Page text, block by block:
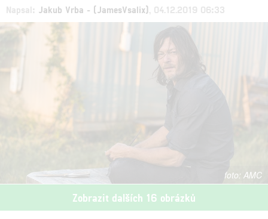
Napsal: Jakub Vrba - (JamesVsalix) , 04.12.2019 06:33
AMC
Zobrazit dalších 16 obrázků